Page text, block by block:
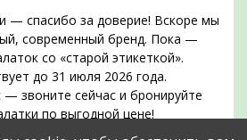
— спасибо за доверие! Вскоре мы
современный бренд. Пока —
со «старой этикеткой».
до 31 июля 2026 года.
— звоните сейчас и бронируйте
по выгодной цене!
акции — до 31 июля 2026 года